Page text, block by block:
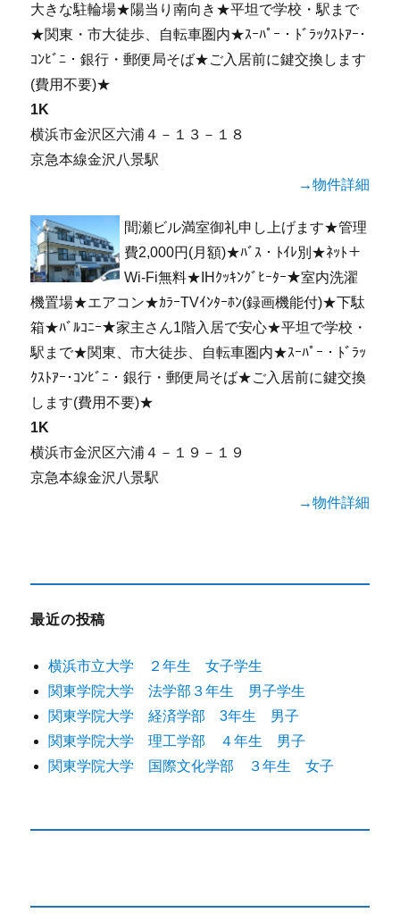
大きな駐輪場★陽当り南向き★平坦で学校・駅まで
★関東・市大徒歩、自転車圏内★ｽｰﾊﾟｰ・ﾄﾞﾗｯｸｽﾄｱｰ･
ｺﾝﾋﾞﾆ・銀行・郵便局そば★ご入居前に鍵交換します
(費用不要)★
1K
横浜市金沢区六浦４－１３－１８
京急本線金沢八景駅
→物件詳細
間瀬ビル満室御礼申し上げます★管理
費2,000円(月額)★ﾊﾞｽ・ﾄｲﾚ別★ﾈｯﾄ＋
Wi-Fi無料★IHｸｯｷﾝｸﾞﾋｰﾀｰ★室内洗濯
機置場★エアコン★ｶﾗｰTVｲﾝﾀｰﾎﾝ(録画機能付)★下駄
箱★ﾊﾞﾙｺﾆｰ★家主さん1階入居で安心★平坦で学校・
駅まで★関東、市大徒歩、自転車圏内★ｽｰﾊﾟｰ・ﾄﾞﾗｯ
ｸｽﾄｱｰ･ｺﾝﾋﾞﾆ・銀行・郵便局そば★ご入居前に鍵交換
します(費用不要)★
1K
横浜市金沢区六浦４－１９－１９
京急本線金沢八景駅
→物件詳細
最近の投稿
横浜市立大学 ２年生 女子学生
関東学院大学 法学部３年生 男子学生
関東学院大学 経済学部 3年生 男子
関東学院大学 理工学部 ４年生 男子
関東学院大学 国際文化学部 ３年生 女子